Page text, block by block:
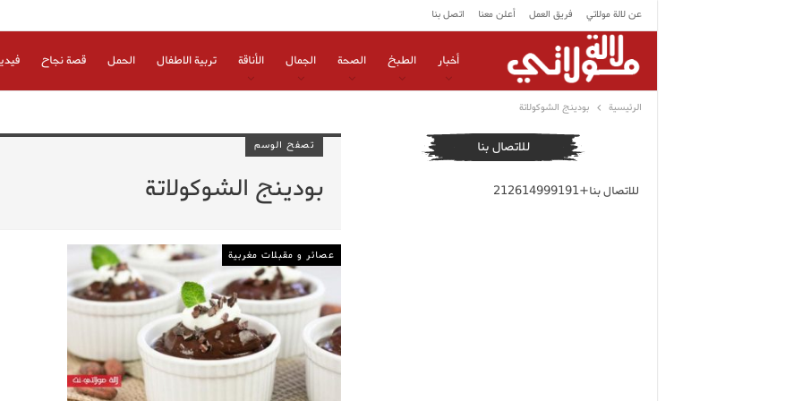
عن لالة مولاتي فريق العمل أعلن معنا اتصل بنا
أخبار الطبخ الصحة الجمال الأناقة تربية الاطفال الحمل قصة نجاح
الرئيسية بودينج الشوكولاتة
تصفح الوسم
بودينج الشوكولاتة
عصائر و مقبلات مغربية
للاتصال بنا
للاتصال بنا+212614999191